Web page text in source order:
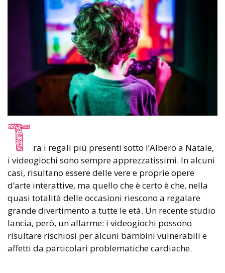
T ra i regali più presenti sotto l’Albero a Natale,
i videogiochi sono sempre apprezzatissimi. In alcuni
casi, risultano essere delle vere e proprie opere
d’arte interattive, ma quello che è certo è che, nella
quasi totalità delle occasioni riescono a regalare
grande divertimento a tutte le età. Un recente studio
lancia, però, un allarme: i videogiochi possono
risultare rischiosi per alcuni bambini vulnerabili e
affetti da particolari problematiche cardiache.